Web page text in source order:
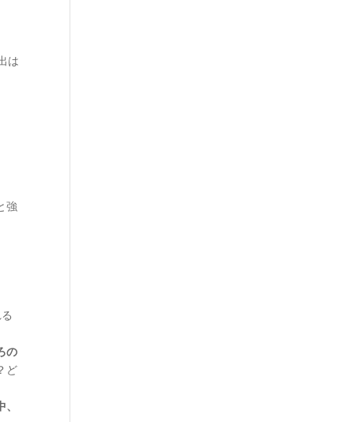
は
強
の
ど